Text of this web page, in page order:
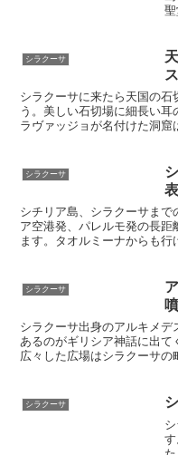
聖
シラクーサ
シラクーサに来たら天国の石
う。美しい石切場に細長い
ラヴァッジョが名付けた洞
シラクーサ
表
シチリア島、シラクーサま
ア空港発、パレルモ発の長距
ます。タオルミーナからも
シラクーサ
シラクーサ出身のアルキメ
あるのがギリシア神話に出て
広々した広場はシラクーサ
シラクーサ